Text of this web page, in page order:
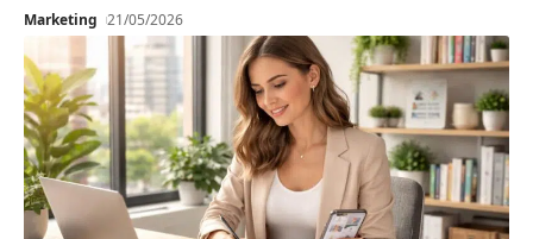
Marketing 21/05/2026